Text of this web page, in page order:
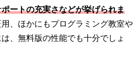
ートの充実さなどが挙げられま
、ほかにもプログラミング教室や
、無料版の性能でも十分でしょ